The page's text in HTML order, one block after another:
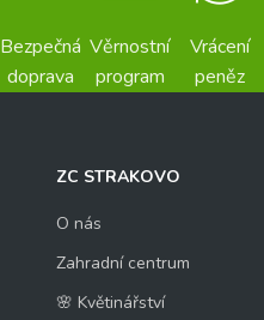
Bezpečná
doprava
Věrnostní
program
Vrácení
peněz
ZC STRAKOVO
O nás
Zahradní centrum
🌸 Květinářství